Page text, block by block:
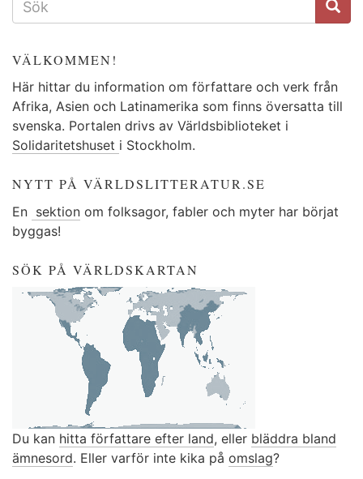
VÄLKOMMEN!
Här hittar du information om författare och verk från
Afrika, Asien och Latinamerika som finns översatta till
svenska. Portalen drivs av Världsbiblioteket i
Solidaritetshuset i Stockholm.
NYTT PÅ VÄRLDSLITTERATUR.SE
En sektion om folksagor, fabler och myter har börjat
byggas!
SÖK PÅ VÄRLDSKARTAN
Du kan hitta författare efter land, eller bläddra bland
ämnesord. Eller varför inte kika på omslag?